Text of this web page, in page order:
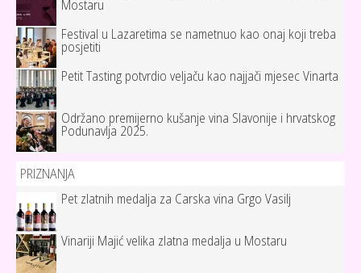
Mostaru
Festival u Lazaretima se nametnuo kao onaj koji treba
posjetiti
Petit Tasting potvrdio veljaču kao najjači mjesec Vinarta
Održano premijerno kušanje vina Slavonije i hrvatskog
Podunavlja 2025.
PRIZNANJA
Pet zlatnih medalja za Carska vina Grgo Vasilj
Vinariji Majić velika zlatna medalja u Mostaru